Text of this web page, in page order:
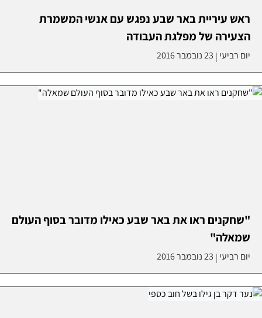
ראש עיריית באר שבע נפגש עם אנשי המשמרת
הצעירה של מפלגת העבודה
יום רביעי | 23 נובמבר 2016
"שחקנים ראו את באר שבע כאילו מדובר בסוף העולם
שמאלה"
יום רביעי | 23 נובמבר 2016